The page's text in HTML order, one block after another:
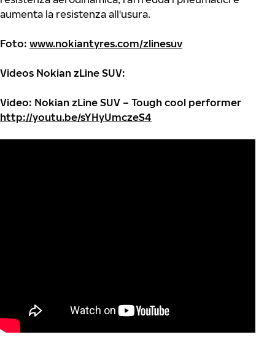
aumenta la resistenza all'usura.
Foto: www.nokiantyres.com/zlinesuv
Videos Nokian zLine SUV:
Video: Nokian zLine SUV – Tough cool performer
http://youtu.be/sYHyUmczeS4